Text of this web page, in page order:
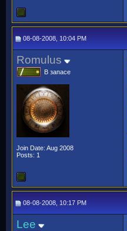
08-08-2008, 10:04 PM
Romulus
В запасе
Join Date: Aug 2008
Posts: 1
08-08-2008, 10:17 PM
Lee